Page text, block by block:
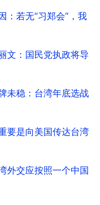
：若无“习郑会”，我
文：国民党执政将导
未稳：台湾年底选战
要是向美国传达台湾
外交应按照一个中国